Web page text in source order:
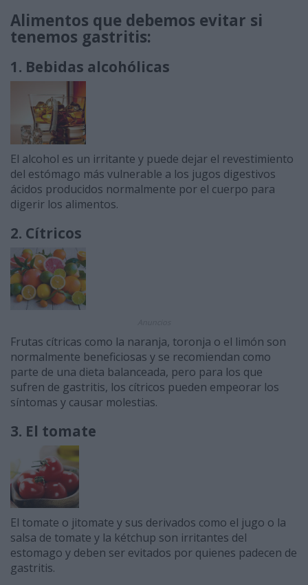
Alimentos que debemos evitar si
tenemos gastritis:
1. Bebidas alcohólicas
El alcohol es un irritante y puede dejar el revestimiento
del estómago más vulnerable a los jugos digestivos
ácidos producidos normalmente por el cuerpo para
digerir los alimentos.
2. Cítricos
Frutas cítricas como la naranja, toronja o el limón son
normalmente beneficiosas y se recomiendan como
parte de una dieta balanceada, pero para los que
sufren de gastritis, los cítricos pueden empeorar los
síntomas y causar molestias.
3. El tomate
El tomate o jitomate y sus derivados como el jugo o la
salsa de tomate y la kétchup son irritantes del
estomago y deben ser evitados por quienes padecen de
gastritis.